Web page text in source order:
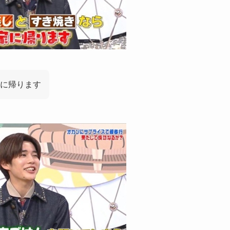
帰ります